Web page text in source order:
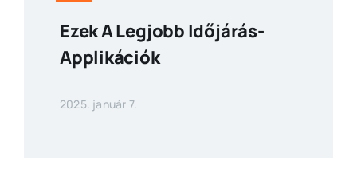
Ezek A Legjobb Időjárás-
Applikációk
2025. január 7.